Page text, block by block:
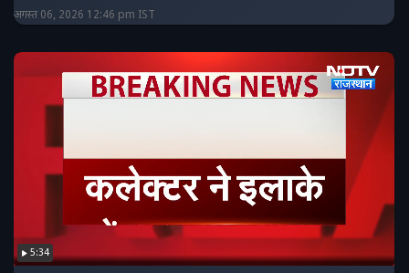
अगस्त 06, 2026 12:46 pm IST
5:34